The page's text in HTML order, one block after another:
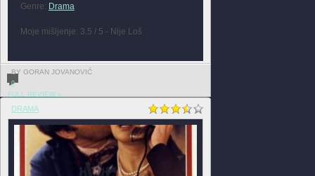
Genre: Drama
Moje mišljenje: 3.5 / 5 - Nije Loš
BY GORAN JOVANOVIĆ
0
FULL REVIEW »
DRAMA